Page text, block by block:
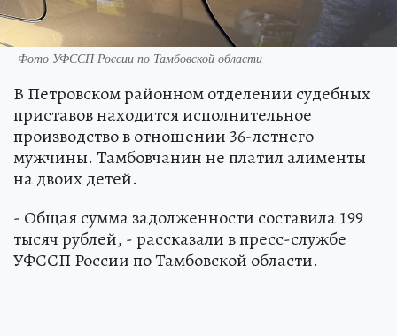
Фото УФССП России по Тамбовской области
В Петровском районном отделении судебных
приставов находится исполнительное
производство в отношении 36-летнего
мужчины. Тамбовчанин не платил алименты
на двоих детей.
- Общая сумма задолженности составила 199
тысяч рублей, - рассказали в пресс-службе
УФССП России по Тамбовской области.